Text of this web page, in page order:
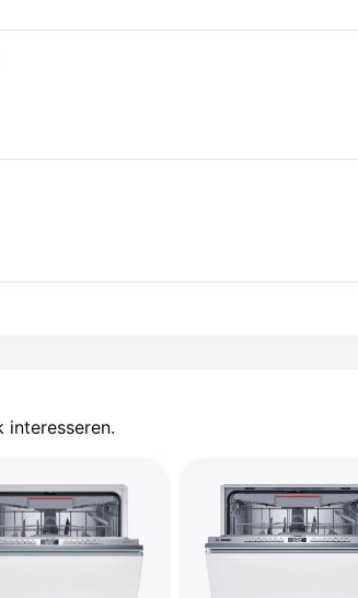
interesseren.